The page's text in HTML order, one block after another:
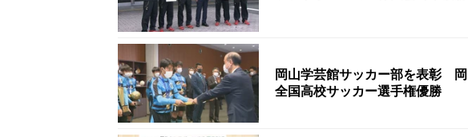
岡山学芸館サッカー部を表彰
全国高校サッカー選手権優勝